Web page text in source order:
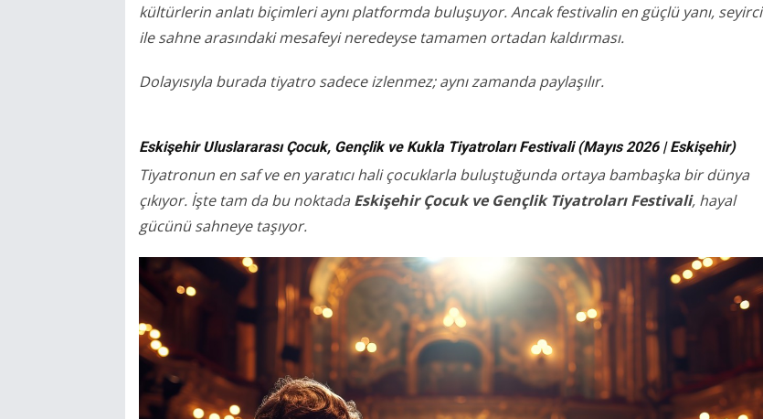
kültürlerin anlatı biçimleri aynı platformda buluşuyor. Ancak festivalin en güçlü yanı, seyirci
ile sahne arasındaki mesafeyi neredeyse tamamen ortadan kaldırması.
Dolayısıyla burada tiyatro sadece izlenmez; aynı zamanda paylaşılır.
Eskişehir Uluslararası Çocuk, Gençlik ve Kukla Tiyatroları Festivali (Mayıs 2026 | Eskişehir)
Tiyatronun en saf ve en yaratıcı hali çocuklarla buluştuğunda ortaya bambaşka bir dünya
çıkıyor. İşte tam da bu noktada Eskişehir Çocuk ve Gençlik Tiyatroları Festivali, hayal
gücünü sahneye taşıyor.